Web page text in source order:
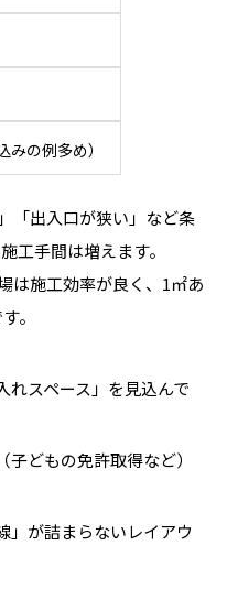
の例多め）
「出入口が狭い」など条
工手間は増えます。
は施工効率が良く、1㎡あ
。
れスペース」を見込んで
どもの免許取得など）
」が詰まらないレイアウ